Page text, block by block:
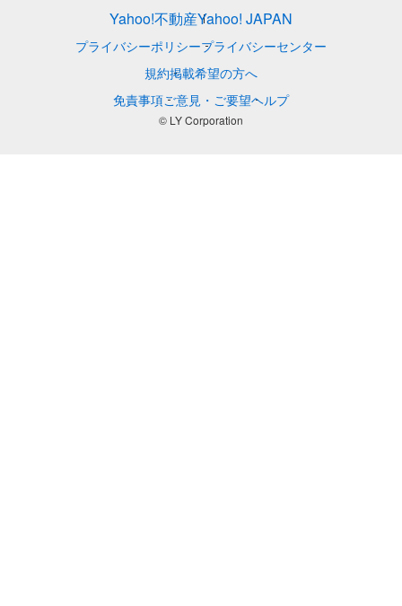
Yahoo!不動産Yahoo! JAPAN
プライバシーポリシープライバシーセンター
規約掲載希望の方へ
免責事項ご意見・ご要望ヘルプ
© LY Corporation